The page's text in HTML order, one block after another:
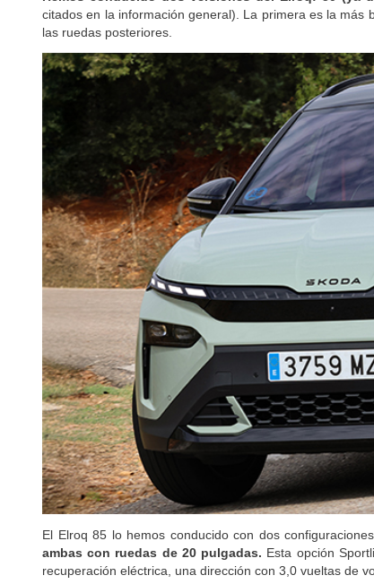
Descubre el
El Elroq 85 lo hemos conducido con dos
ambas con ruedas de 20 pulgadas. Esta opción
recuperación eléctrica, una dirección con 3,0 vueltas de